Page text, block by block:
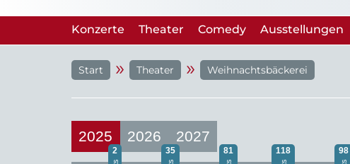
Konzerte Theater Comedy Ausstellungen
Start » Theater » Weihnachtsbäckerei
2025 2026 2027
2 35 81 118 98